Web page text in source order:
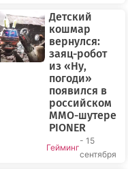
Детский
кошмар
вернулся:
заяц-робот
из «Ну,
погоди»
появился в
российском
MMO-шутере
PIONER
Гейминг
- 15
сентября